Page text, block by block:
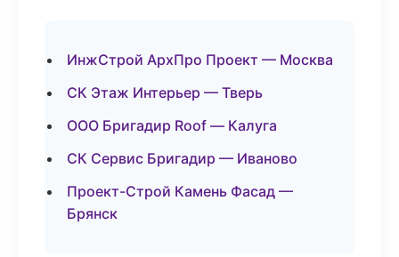
ИнжСтрой АрхПро Проект — Москва
СК Этаж Интерьер — Тверь
ООО Бригадир Roof — Калуга
СК Сервис Бригадир — Иваново
Проект-Строй Камень Фасад —
Брянск